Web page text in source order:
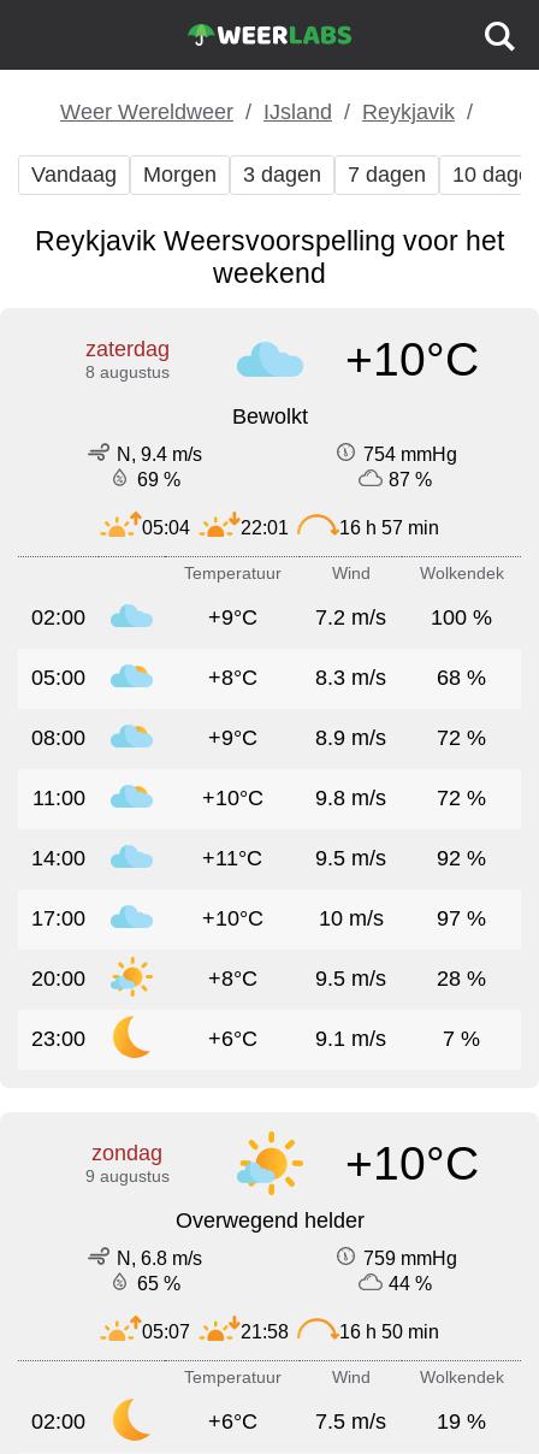
Weer Wereldweer IJsland Reykjavik
Vandaag Morgen 3 dagen 7 dagen 10
Reykjavik Weersvoorspelling voor het
weekend
zaterdag
8 augustus +10°C
Bewolkt
N, 9.4 m/s
754 mmHg
69 %
87 %
05:04 22:01 16 h 57 min
Temperatuur Wind Wolkendek
02:00 +9°C 7.2 m/s 100 %
05:00 +8°C 8.3 m/s 68 %
08:00 +9°C 8.9 m/s 72 %
11:00 +10°C 9.8 m/s 72 %
14:00 +11°C 9.5 m/s 92 %
17:00 +10°C 10 m/s 97 %
20:00 +8°C 9.5 m/s 28 %
23:00 +6°C 9.1 m/s 7 %
zondag
9 augustus +10°C
Overwegend helder
N, 6.8 m/s
759 mmHg
65 %
44 %
05:07 21:58 16 h 50 min
Temperatuur Wind Wolkendek
02:00 +6°C 7.5 m/s 19 %